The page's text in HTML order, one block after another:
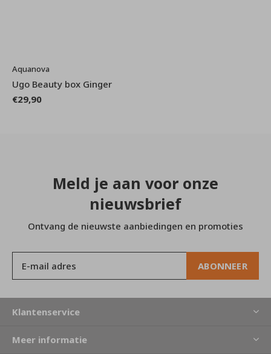
Aquanova
Ugo Beauty box Ginger
€29,90
Meld je aan voor onze
nieuwsbrief
Ontvang de nieuwste aanbiedingen en promoties
ABONNEER
Klantenservice
Meer informatie